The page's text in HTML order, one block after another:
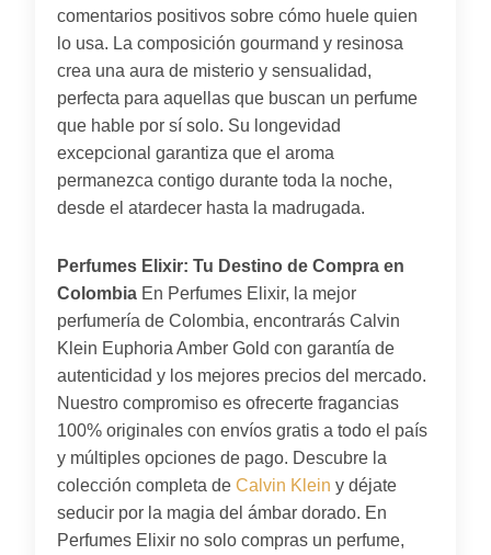
comentarios positivos sobre cómo huele quien
lo usa. La composición gourmand y resinosa
crea una aura de misterio y sensualidad,
perfecta para aquellas que buscan un perfume
que hable por sí solo. Su longevidad
excepcional garantiza que el aroma
permanezca contigo durante toda la noche,
desde el atardecer hasta la madrugada.
Perfumes Elixir: Tu Destino de Compra en
Colombia En Perfumes Elixir, la mejor
perfumería de Colombia, encontrarás Calvin
Klein Euphoria Amber Gold con garantía de
autenticidad y los mejores precios del mercado.
Nuestro compromiso es ofrecerte fragancias
100% originales con envíos gratis a todo el país
y múltiples opciones de pago. Descubre la
colección completa de Calvin Klein y déjate
seducir por la magia del ámbar dorado. En
Perfumes Elixir no solo compras un perfume,